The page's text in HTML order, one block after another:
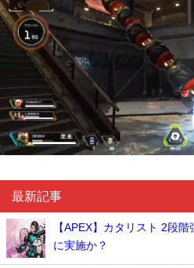
最新記事
【APEX】カタリスト 2段
に実施か？